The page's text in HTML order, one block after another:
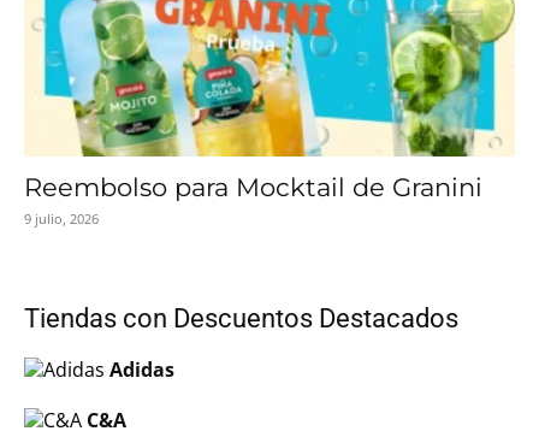
Reembolso para Mocktail de Granini
9 julio, 2026
Tiendas con Descuentos Destacados
Adidas
C&A